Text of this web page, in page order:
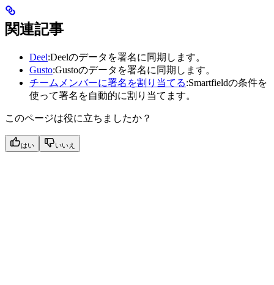
関連記事
Deel:Deelのデータを署名に同期します。
Gusto:Gustoのデータを署名に同期します。
チームメンバーに署名を割り当てる:Smartfieldの条件を
使って署名を自動的に割り当てます。
このページは役に立ちましたか？
はい いいえ